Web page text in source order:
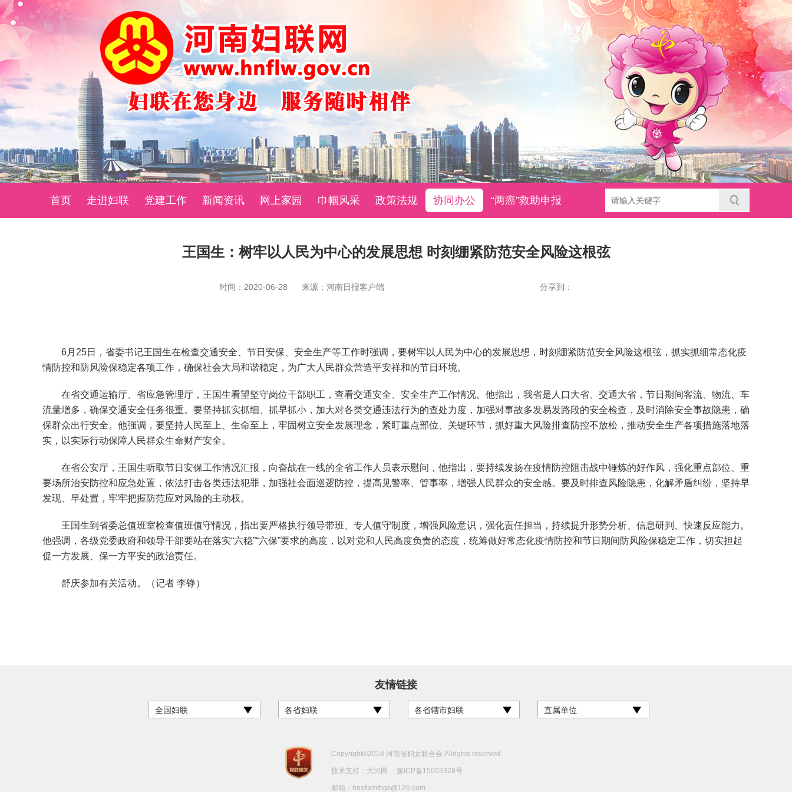
首页 走进妇联 党建工作 新闻资讯 网上家园 巾帼风采 政策法规 协同办公 “两癌”救助申报
王国生：树牢以人民为中心的发展思想 时刻绷紧防范安全风险这根弦
时间：2020-06-28 来源：河南日报客户端 分享到：
6月25日，省委书记王国生在检查交通安全、节日安保、安全生产等工作时强调，要树牢以人民为中心的发展思想，时刻绷紧防范安全风险这根弦，抓实抓细常态化疫
情防控和防风险保稳定各项工作，确保社会大局和谐稳定，为广大人民群众营造平安祥和的节日环境。
在省交通运输厅、省应急管理厅，王国生看望坚守岗位干部职工，查看交通安全、安全生产工作情况。他指出，我省是人口大省、交通大省，节日期间客流、物流、车
流量增多，确保交通安全任务很重。要坚持抓实抓细、抓早抓小，加大对各类交通违法行为的查处力度，加强对事故多发易发路段的安全检查，及时消除安全事故隐患，确
保群众出行安全。他强调，要坚持人民至上、生命至上，牢固树立安全发展理念，紧盯重点部位、关键环节，抓好重大风险排查防控不放松，推动安全生产各项措施落地落
实，以实际行动保障人民群众生命财产安全。
在省公安厅，王国生听取节日安保工作情况汇报，向奋战在一线的全省工作人员表示慰问，他指出，要持续发扬在疫情防控阻击战中锤炼的好作风，强化重点部位、重
要场所治安防控和应急处置，依法打击各类违法犯罪，加强社会面巡逻防控，提高见警率、管事率，增强人民群众的安全感。要及时排查风险隐患，化解矛盾纠纷，坚持早
发现、早处置，牢牢把握防范应对风险的主动权。
王国生到省委总值班室检查值班值守情况，指出要严格执行领导带班、专人值守制度，增强风险意识，强化责任担当，持续提升形势分析、信息研判、快速反应能力。
他强调，各级党委政府和领导干部要站在落实“六稳”“六保”要求的高度，以对党和人民高度负责的态度，统筹做好常态化疫情防控和节日期间防风险保稳定工作，切实担起
促一方发展、保一方平安的政治责任。
舒庆参加有关活动。（记者 李铮）
友情链接
全国妇联 各省妇联 各省辖市妇联 直属单位
Copyright©2018 河南省妇女联合会 Allrights reserved
技术支持： 大河网 豫ICP备15003328号
邮箱：hnsflxmtbgs@126.com